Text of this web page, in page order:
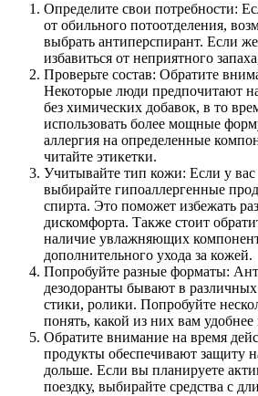
Определите свои потребности:
от обильного потоотделения,
выбрать антиперспирант. Если
избавиться от неприятного
Проверьте состав: Обратите
Некоторые люди предпочитают
без химических добавок, в то
использовать более мощные
аллергия на определенные
читайте этикетки.
Учитывайте тип кожи: Если у вас
выбирайте гипоаллергенные
спирта. Это поможет избежать
дискомфорта. Также стоит
наличие увлажняющих
дополнительного ухода за кожей.
Попробуйте разные форматы:
дезодоранты бывают в
стики, ролики. Попробуйте
понять, какой из них вам удобнее
Обратите внимание на время
продукты обеспечивают защиту
дольше. Если вы планируете
поездку, выбирайте средства с